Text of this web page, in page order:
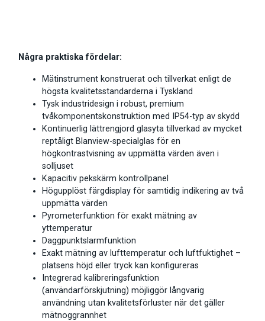
Några praktiska fördelar:
Mätinstrument konstruerat och tillverkat enligt de
högsta kvalitetsstandarderna i Tyskland
Tysk industridesign i robust, premium
tvåkomponentskonstruktion med IP54-typ av skydd
Kontinuerlig lättrengjord glasyta tillverkad av mycket
reptåligt Blanview-specialglas för en
högkontrastvisning av uppmätta värden även i
solljuset
Kapacitiv pekskärm kontrollpanel
Högupplöst färgdisplay för samtidig indikering av två
uppmätta värden
Pyrometerfunktion för exakt mätning av
yttemperatur
Daggpunktslarmfunktion
Exakt mätning av lufttemperatur och luftfuktighet –
platsens höjd eller tryck kan konfigureras
Integrerad kalibreringsfunktion
(användarförskjutning) möjliggör långvarig
användning utan kvalitetsförluster när det gäller
mätnoggrannhet